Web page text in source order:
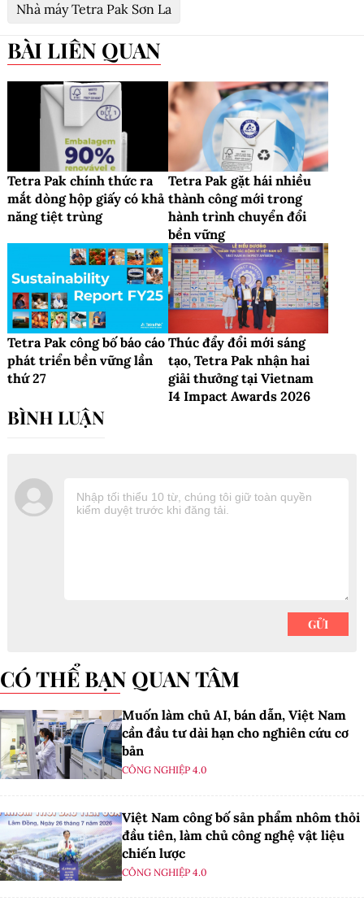
Nhà máy Tetra Pak Sơn La
BÀI LIÊN QUAN
Tetra Pak chính thức ra
mắt dòng hộp giấy có khả
năng tiệt trùng
Tetra Pak gặt hái nhiều
thành công mới trong
hành trình chuyển đổi
bền vững
Tetra Pak công bố báo cáo
phát triển bền vững lần
thứ 27
Thúc đẩy đổi mới sáng
tạo, Tetra Pak nhận hai
giải thưởng tại Vietnam
I4 Impact Awards 2026
CÓ THỂ BẠN QUAN TÂM
Muốn làm chủ AI, bán dẫn, Việt Nam
cần đầu tư dài hạn cho nghiên cứu cơ
bản
CÔNG NGHIỆP 4.0
Việt Nam công bố sản phẩm nhôm thỏi
đầu tiên, làm chủ công nghệ vật liệu
chiến lược
CÔNG NGHIỆP 4.0